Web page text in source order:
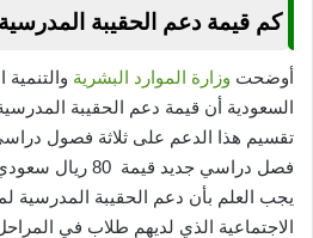
كم قيمة دعم الحقيبة المدرسية 1447؟
أوضحت وزارة الموارد البشرية والتنمية
تقسيم هذا الدعم على ثلاثة فصول
فصل دراسي جديد
يجب العلم بأن دعم الحقيبة المدرسية